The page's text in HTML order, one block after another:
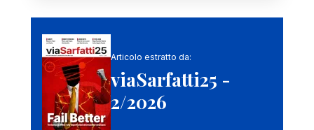
Articolo estratto da:
viaSarfatti25 -
2/2026